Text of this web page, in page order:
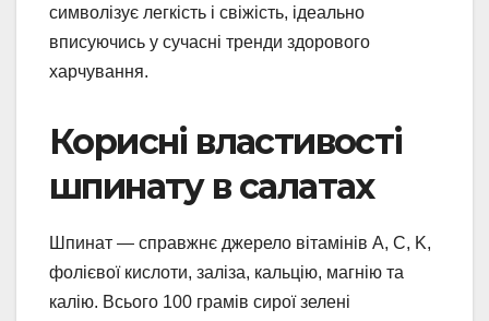
символізує легкість і свіжість, ідеально
вписуючись у сучасні тренди здорового
харчування.
Корисні властивості
шпинату в салатах
Шпинат — справжнє джерело вітамінів A, C, K,
фолієвої кислоти, заліза, кальцію, магнію та
калію. Всього 100 грамів сирої зелені